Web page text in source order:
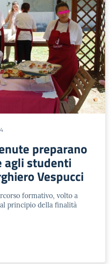
preparano
agli studenti
Vespucci
formativo, volto a
principio della finalità